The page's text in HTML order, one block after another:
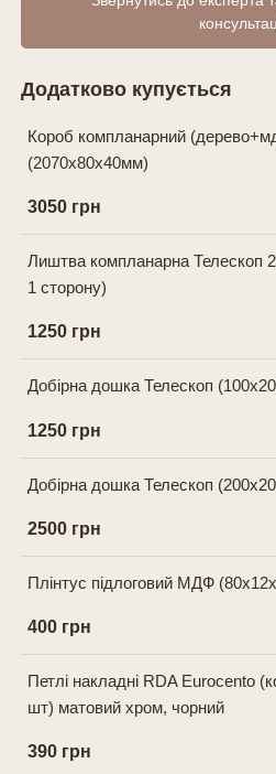
Додатково купується
Короб компланарний
(2070х80х40мм)
3050 грн
Лиштва компланарна Телескоп
1 сторону)
1250 грн
Добірна дошка Телескоп
1250 грн
Добірна дошка Телескоп
2500 грн
Плінтус підлоговий МДФ
400 грн
Петлі накладні RDA Eurocento
шт) матовий хром, чорний
390 грн